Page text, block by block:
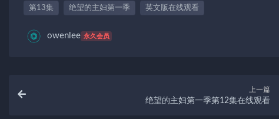
第13集 绝望的主妇第一季 英文版在线观看
owenlee 永久会员
上一篇
绝望的主妇第一季第12集在线观看